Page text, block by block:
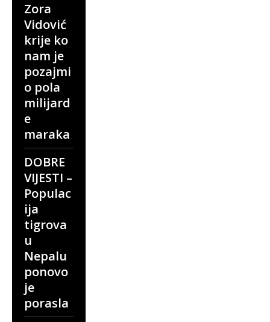
Zora
Vidović
krije ko
nam je
pozajmi
o pola
milijard
e
maraka
DOBRE
VIJESTI –
Populac
ija
tigrova
u
Nepalu
ponovo
je
porasla